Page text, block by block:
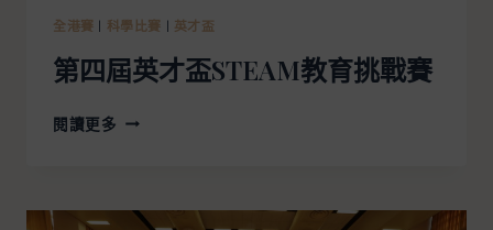
全港賽 | 科學比賽 | 英才盃
第四屆英才盃STEAM教育挑戰賽
閱讀更多